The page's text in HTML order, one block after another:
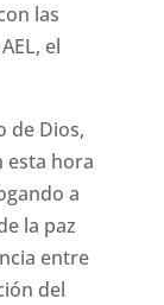
las
el
de Dios,
esta hora
a
la paz
entre
del